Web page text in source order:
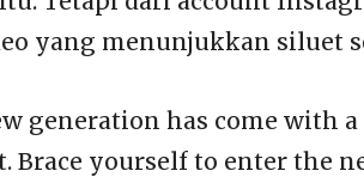
yang menunjukkan siluet
generation has come with
Brace yourself to enter the